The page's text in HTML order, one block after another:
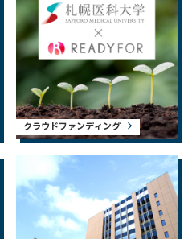
クラウドファンディング